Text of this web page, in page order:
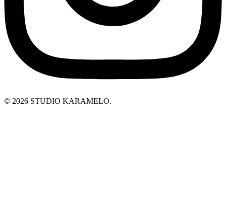
© 2026 STUDIO KARAMELO.